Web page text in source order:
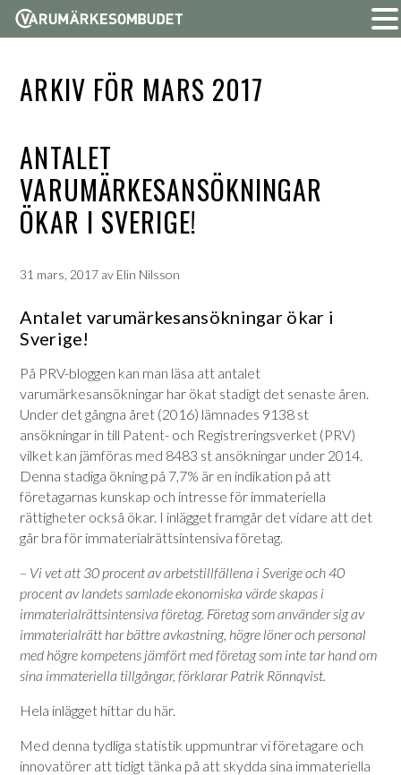
ARKIV FÖR MARS 2017
ANTALET
VARUMÄRKESANSÖKNINGAR
ÖKAR I SVERIGE!
31 mars, 2017 av Elin Nilsson
Antalet varumärkesansökningar ökar i
Sverige!
På PRV-bloggen kan man läsa att antalet
varumärkesansökningar har ökat stadigt det senaste åren.
Under det gångna året (2016) lämnades 9138 st
ansökningar in till Patent- och Registreringsverket (PRV)
vilket kan jämföras med 8483 st ansökningar under 2014.
Denna stadiga ökning på 7,7% är en indikation på att
företagarnas kunskap och intresse för immateriella
rättigheter också ökar. I inlägget framgår det vidare att det
går bra för immaterialrättsintensiva företag.
– Vi vet att 30 procent av arbetstillfällena i Sverige och 40
procent av landets samlade ekonomiska värde skapas i
immaterialrättsintensiva företag. Företag som använder sig av
immaterialrätt har bättre avkastning, högre löner och personal
med högre kompetens jämfört med företag som inte tar hand om
sina immateriella tillgångar, förklarar Patrik Rönnqvist.
Hela inlägget hittar du här.
Med denna tydliga statistik uppmuntrar vi företagare och
innovatörer att tidigt tänka på att skydda sina immateriella